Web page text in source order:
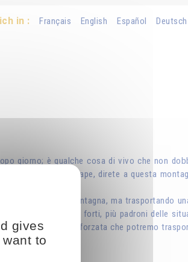
in : Français English Español Deutsch
giorno; è qualche cosa di vivo che non
granello di di senape, direte a questa
spostare una montagna, ma trasportando
più solidi, più forti, più padroni delle
talmente rinforzata che potremo
gives
to